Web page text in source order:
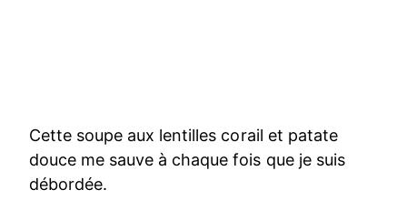
Cette soupe aux lentilles corail et patate
douce me sauve à chaque fois que je suis
débordée.